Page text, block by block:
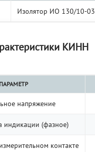
Изолятор ИО 130/10-03
КИНН
ПАРАМЕТР
напряжение
индикации (фазное)
контакте